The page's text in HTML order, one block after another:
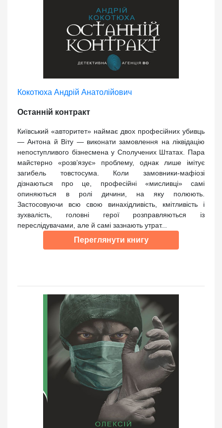
Кокотюха Андрій Анатолійович
Останній контракт
Київський «авторитет» наймає двох професійних убивць
— Антона й Віту — виконати замовлення на ліквідацію
непоступливого бізнесмена у Сполучених Штатах. Пара
майстерно «розв’язує» проблему, однак лише імітує
загибель товстосума. Коли замовники-мафіозі
дізнаються про це, професійні «мисливці» самі
опиняються в ролі дичини, на яку полюють.
Застосовуючи всю свою винахідливість, кмітливість і
зухвалість, головні герої розправляються із
переслідувачами, але й самі зазнають утрат...
Переглянути книгу